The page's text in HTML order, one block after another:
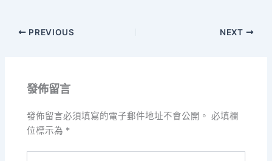
PREVIOUS NEXT
發佈留言
發佈留言必須填寫的電子郵件地址不會公開。 必填欄
位標示為 *